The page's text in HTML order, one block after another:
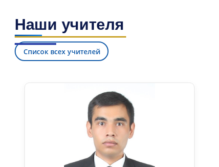
Наши учителя
Список всех учителей